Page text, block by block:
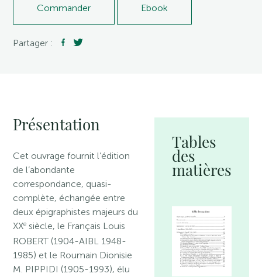
Commander Ebook
Partager :
Présentation
Cet ouvrage fournit l’édition
de l’abondante
correspondance, quasi-
complète, échangée entre
deux épigraphistes majeurs du
XXe siècle, le Français Louis
ROBERT (1904-AIBL 1948-
1985) et le Roumain Dionisie
M. PIPPIDI (1905-1993), élu
Tables
des
matières